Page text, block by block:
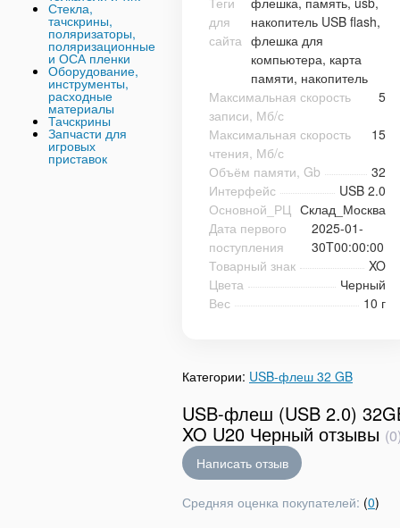
Стекла,
тачскрины,
поляризаторы,
поляризационные
и ОСА пленки
Оборудование,
инструменты,
расходные
материалы
Тачскрины
Запчасти для
игровых
приставок
для
сайта
накопитель USB flash,
флешка для
компьютера, карта
памяти, накопитель
Максимальная скорость
записи, Мб/с
5
Максимальная скорость
чтения, Мб/с
15
Объём памяти, Gb
32
Интерфейс
USB 2.0
Основной_РЦ Склад_Москва
Дата первого
поступления
2025-01-
30T00:00:00
Товарный знак
XO
Цвета
Черный
Вес
10 г
Категории: USB-флеш 32 GB
USB-флеш (USB 2.0)
XO U20 Черный отзывы
Написать отзыв
Средняя оценка покупателей: (0)